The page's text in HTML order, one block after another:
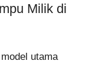
Milik di
utama